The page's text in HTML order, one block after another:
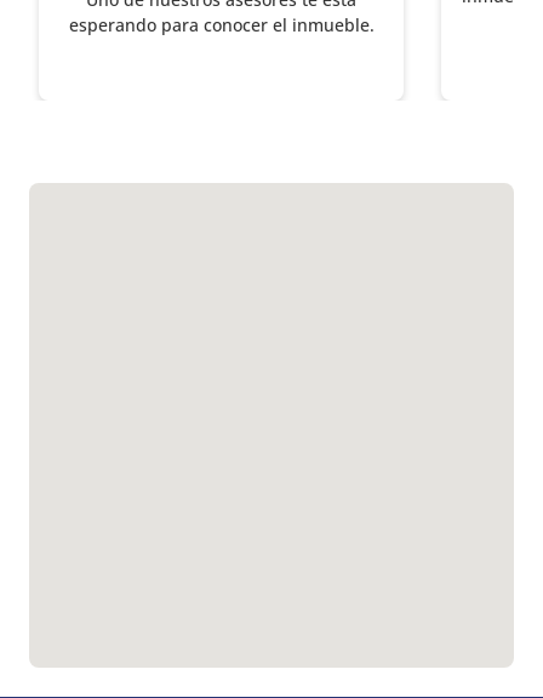
esperando para conocer el inmueble.